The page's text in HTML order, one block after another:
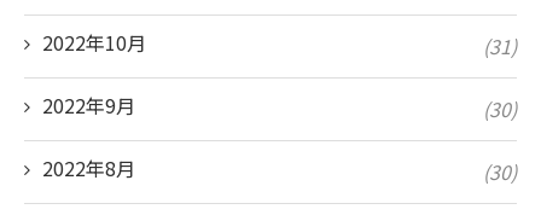
2022年10月 (31)
2022年9月 (30)
2022年8月 (30)